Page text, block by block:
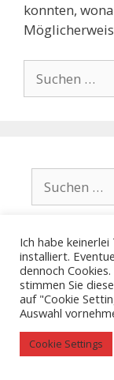
konnten,
© 2026
Ich habe
installiert.
dennoch
stimmen Sie
auf "Cookie
Auswahl
Cookie Settings